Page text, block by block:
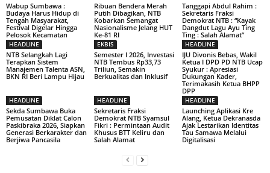
Wabup Sumbawa :
Budaya Harus Hidup di
Tengah Masyarakat,
Festival Digelar Hingga
Pelosok Kecamatan
Ribuan Bendera Merah
Putih Dibagikan, NTB
Kobarkan Semangat
Nasionalisme Jelang HUT
Ke-81 RI
Tanggapi Abdul Rahim :
Sekretaris Fraksi
Demokrat NTB : “Kayak
Dangdut Lagu Ayu Ting
Ting : Salah Alamat”
HEADLINE
NTB Selangkah Lagi
Terapkan Sistem
Manajemen Talenta ASN,
BKN RI Beri Lampu Hijau
EKBIS
Semester I 2026, Investasi
NTB Tembus Rp33,73
Triliun, Semakin
Berkualitas dan Inklusif
HEADLINE
IJU Divonis Bebas, Wakil
Ketua I DPD PD NTB Ucap
Syukur : Apresiasi
Dukungan Kader,
Terimakasih Ketua BHPP
DPP
HEADLINE
Sekda Sumbawa Buka
Pemusatan Diklat Calon
Paskibraka 2026, Siapkan
Generasi Berkarakter dan
Berjiwa Pancasila
HEADLINE
Sekretaris Fraksi
Demokrat NTB Syamsul
Fikri : Permintaan Audit
Khusus BTT Keliru dan
Salah Alamat
HEADLINE
Launching Aplikasi Kre
Alang, Ketua Dekranasda
Ajak Lestarikan Identitas
Tau Samawa Melalui
Digitalisasi